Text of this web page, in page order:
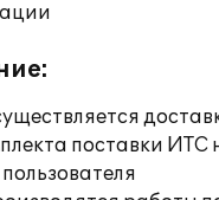
поставки ИТС